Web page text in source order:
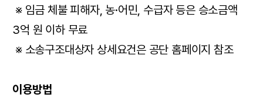
※ 임금 체불 피해자, 농·어민, 수급자 등은 승소금액
3억 원 이하 무료
※ 소송구조대상자 상세요건은 공단 홈페이지 참조
이용방법